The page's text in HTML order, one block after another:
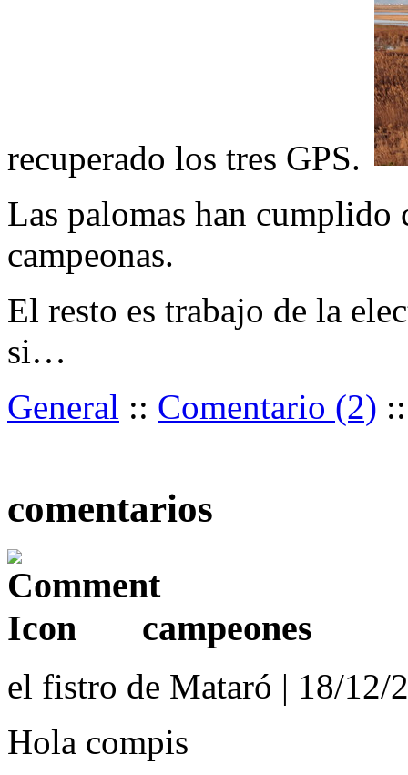
recuperado los tres GPS.
Las palomas han cumplido
campeonas.
El resto es trabajo de la
si…
General :: Comentario (2)
comentarios
campeones
el fistro de Mataró | 18/12/
Hola compis